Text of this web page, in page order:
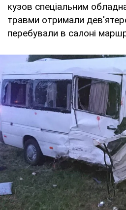
кузов спеціальним
травми отримали
перебували в салоні